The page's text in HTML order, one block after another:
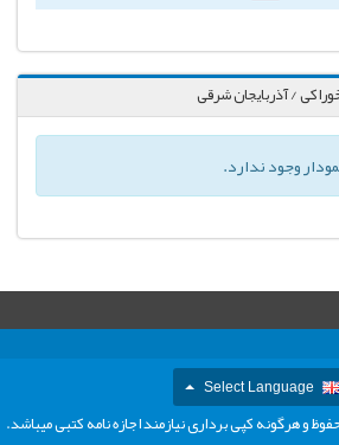
/ آذربایجان شرقی
وجود ندارد.
و هرگونه کپی برداری نیازمند اجازه نامه کتبی میباشد.